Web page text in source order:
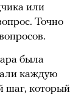
или
Точно
была
каждую
шаг, который